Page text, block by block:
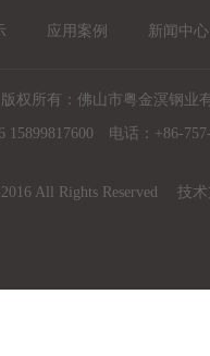
应用案例 新闻中心
版权所有：佛山市粤金溟钢业
15899817600 电话：+86-
2016 All Rights Reserved 技